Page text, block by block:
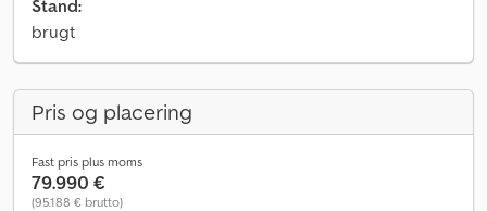
Stand:
brugt
Pris og placering
Fast pris plus moms
79.990 €
(95.188 € brutto)